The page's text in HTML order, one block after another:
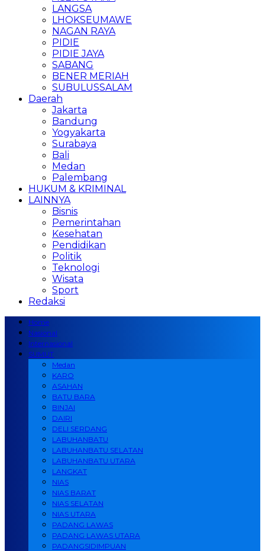
LANGSA
LHOKSEUMAWE
NAGAN RAYA
PIDIE
PIDIE JAYA
SABANG
BENER MERIAH
SUBULUSSALAM
Daerah
Jakarta
Bandung
Yogyakarta
Surabaya
Bali
Medan
Palembang
HUKUM & KRIMINAL
LAINNYA
Bisnis
Pemerintahan
Kesehatan
Pendidikan
Politik
Teknologi
Wisata
Sport
Redaksi
Home
Nasional
Internasional
SUMUT
Medan
KARO
ASAHAN
BATU BARA
BINJAI
DAIRI
DELI SERDANG
LABUHANBATU
LABUHANBATU SELATAN
LABUHANBATU UTARA
LANGKAT
NIAS
NIAS BARAT
NIAS SELATAN
NIAS UTARA
PADANG LAWAS
PADANG LAWAS UTARA
PADANGSIDIMPUAN